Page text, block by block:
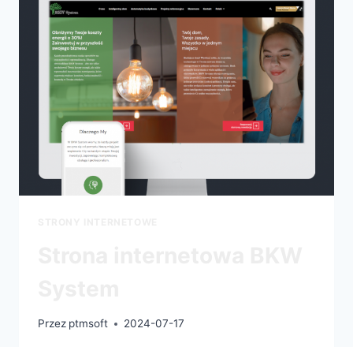
Przez ptmsoft 2024-07-17